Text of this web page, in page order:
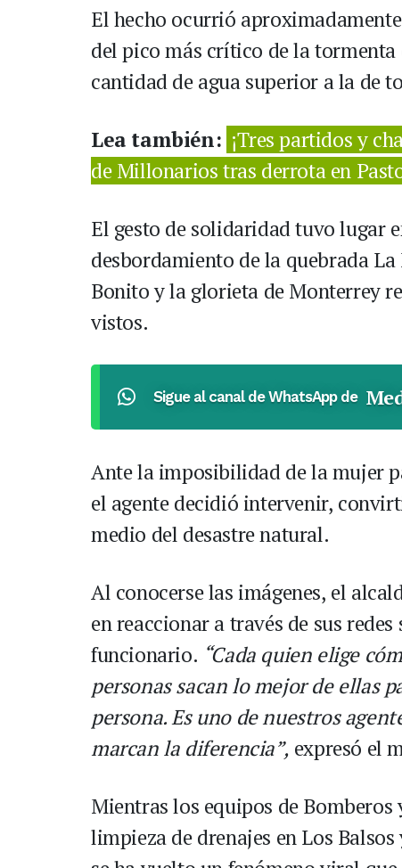
El hecho ocurrió
del pico más crítico de la
cantidad de agua superior a la de
Lea también: ¡Tres partidos y
de Millonarios tras derrota en
El gesto de solidaridad tuvo lugar
desbordamiento de la quebrada
Bonito y la glorieta de Monterrey
vistos.
Sigue al canal de WhatsApp de
Ante la imposibilidad de la mujer
el agente decidió intervenir,
medio del desastre natural.
Al conocerse las imágenes, el
en reaccionar a través de sus
funcionario. “Cada quien elige
personas sacan lo mejor de ellas
persona. Es uno de nuestros
marcan la diferencia”, expresó el
Mientras los equipos de
limpieza de drenajes en Los